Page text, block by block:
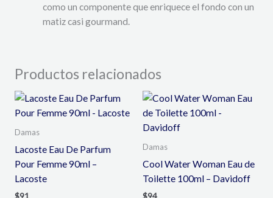
como un componente que enriquece el fondo con un
matiz casi gourmand.
Productos relacionados
Damas
Lacoste Eau De Parfum
Pour Femme 90ml –
Lacoste
$91
Damas
Cool Water Woman Eau de
Toilette 100ml – Davidoff
$94